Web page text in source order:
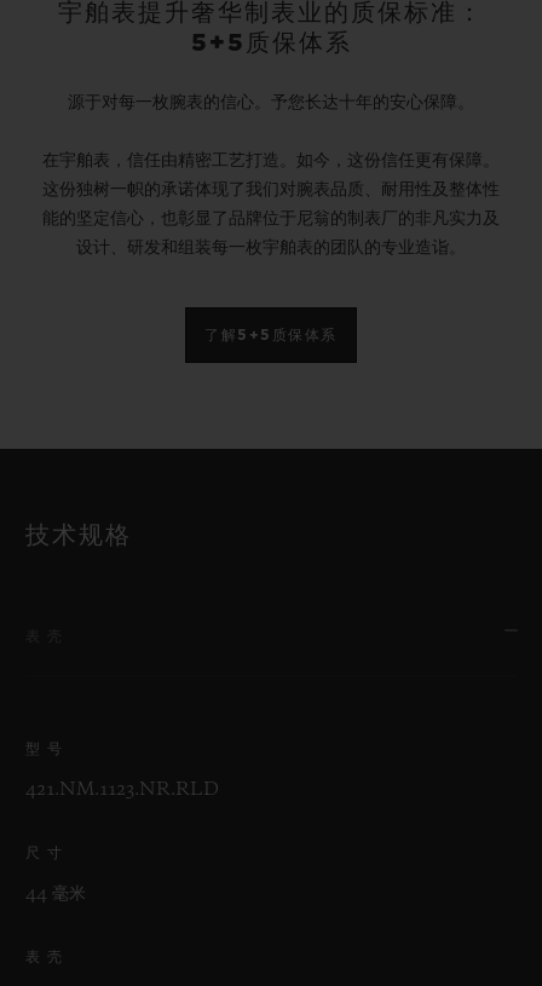
宇舶表提升奢华制表业的质保标准：
5+5质保体系
源于对每一枚腕表的信心。予您长达十年的安心保障。
在宇舶表，信任由精密工艺打造。如今，这份信任更有保障。
这份独树一帜的承诺体现了我们对腕表品质、耐用性及整体性
能的坚定信心，也彰显了品牌位于尼翁的制表厂的非凡实力及
设计、研发和组装每一枚宇舶表的团队的专业造诣。
了解5+5质保体系
技术规格
型号
421.NM.1123.NR.RLD
尺寸
44 毫米
表壳